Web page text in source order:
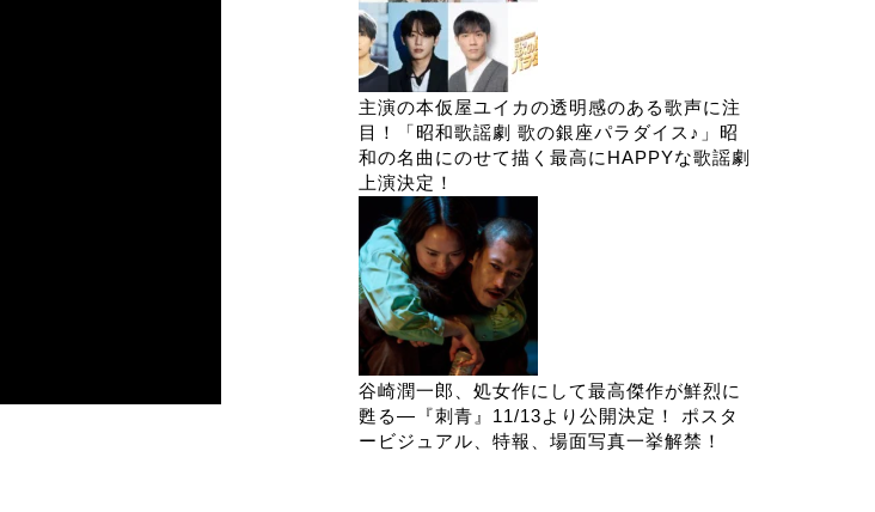
主演の本仮屋ユイカの透明感のある歌声に注
目！「昭和歌謡劇 歌の銀座パラダイス♪」昭
和の名曲にのせて描く最高にHAPPYな歌謡劇
上演決定！
谷崎潤一郎、処女作にして最高傑作が鮮烈に
甦る―『刺青』11/13より公開決定！ ポスタ
ービジュアル、特報、場面写真一挙解禁！